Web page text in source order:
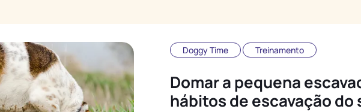
Doggy Time Treinamento
Domar a pequena
hábitos de escavação do